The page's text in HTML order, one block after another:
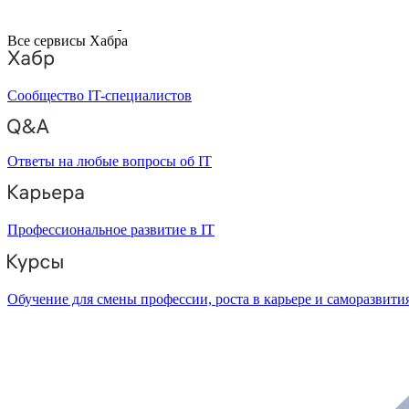
Все сервисы Хабра
Сообщество IT-специалистов
Ответы на любые вопросы об IT
Профессиональное развитие в IT
Обучение для смены профессии, роста в карьере и